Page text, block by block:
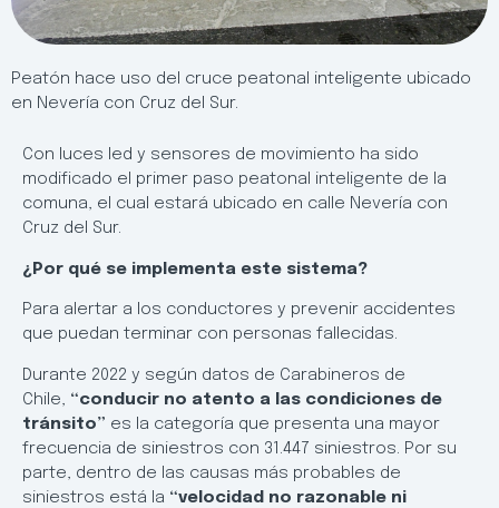
Peatón hace uso del cruce peatonal inteligente ubicado
en Nevería con Cruz del Sur.
Con luces led y sensores de movimiento ha sido
modificado el primer paso peatonal inteligente de la
comuna, el cual estará ubicado en calle Nevería con
Cruz del Sur.
¿Por qué se implementa este sistema?
Para alertar a los conductores y prevenir accidentes
que puedan terminar con personas fallecidas.
Durante 2022 y según datos de Carabineros de
Chile, “conducir no atento a las condiciones de
tránsito” es la categoría que presenta una mayor
frecuencia de siniestros con 31.447 siniestros. Por su
parte, dentro de las causas más probables de
siniestros está la “velocidad no razonable ni